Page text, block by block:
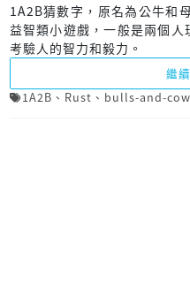
1A2B猜數字，原名為公牛
益智類小遊戲，一般是兩個
考驗人的智力和毅力。
繼
1A2B 、 Rust 、 bulls-and-